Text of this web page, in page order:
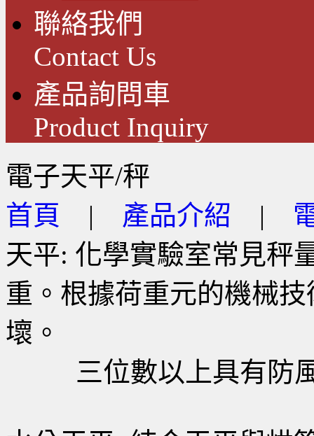
聯絡我們
Contact Us
產品詢問車
Product Inquiry
電子天平/秤
首頁 | 產品介紹 |
天平: 化學實驗室常見秤
重。根據荷重元的機械
壞。
三位數以上具有防